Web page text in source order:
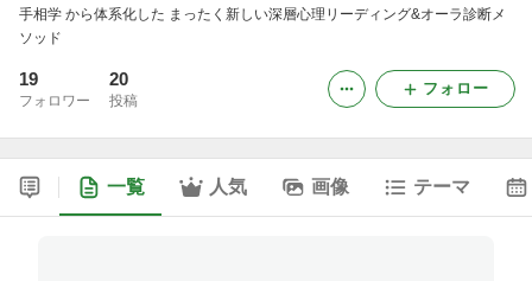
手相学 から体系化した まったく新しい深層心理リーディング&オーラ診断メ
ソッド
19
フォロワー
20
投稿
フォロー
一覧 人気 画像 テーマ